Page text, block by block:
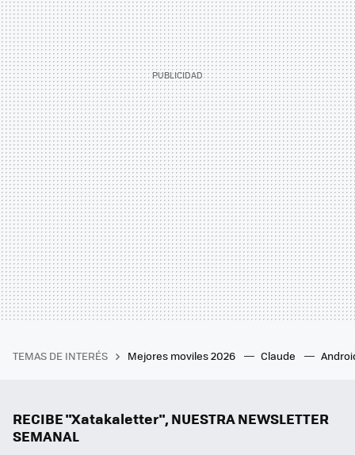
TEMAS DE INTERÉS Mejores moviles 2026 Claude
RECIBE "Xatakaletter", NUESTRA NEWSLETTER
SEMANAL